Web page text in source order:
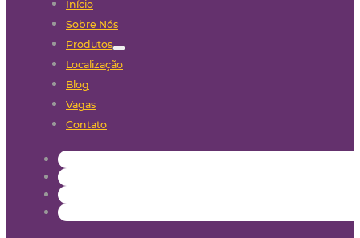
Início
Sobre Nós
Produtos
Localização
Blog
Vagas
Contato